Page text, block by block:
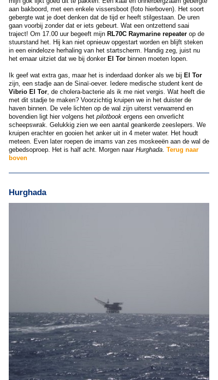
aan bakboord, met een enkele vissersboot (foto hierboven). Het soort
gebergte wat je doet denken dat de tijd er heeft stilgestaan. De uren
gaan voorbij zonder dat er iets gebeurt. Wat een ontzettend saai
traject! Om 17.00 uur begeeft mijn RL70C Raymarine repeaterop de
stuurstand het. Hij kan niet opnieuw opgestart worden en blijft steken
in een eindeloze herhaling van het startscherm. Handig zeg, juist nu
het ernaar uitziet dat we bij donker El Torbinnen moeten lopen.
Ik geef wat extra gas, maar het is inderdaad donker als we bij El Tor
zijn, een stadje aan de Sinaï-oever. Iedere medische student kent de
Vibrio El Tor, de cholera-bacterie als ik me niet vergis. Wat heeft die
met dit stadje te maken? Voorzichtig kruipen we in het duister de
haven binnen. De vele lichten op de wal zijn uiterst verwarrend en
bovendien ligt hier volgens het pilotbookergens een onverlicht
scheepswrak. Gelukkig zien we een aantal geankerde zeeslepers. We
kruipen erachter en gooien het anker uit in 4 meter water. Het houdt
meteen. Even later roepen de imams van zes moskeeën aan de wal de
gebedsoproep. Het is half acht. Morgen naar Hurghada. Terug naar
boven
Hurghada